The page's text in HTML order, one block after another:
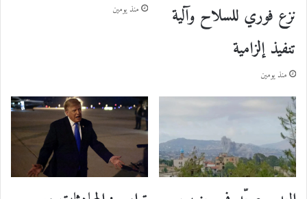
نزع فوري للسلاح وآلية
تنفيذ إلزامية
منذ يومين
منذ يومين